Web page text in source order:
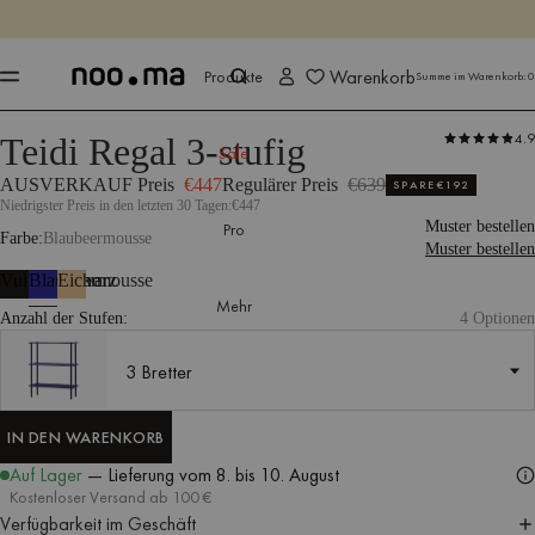
Jetzt shoppen
Produkte
Sale
Pro
Mehr
WarenkorbSumme im Warenkorb:0
Produkte Lagerung Regaleinheiten
Teidi Regal 3-stufig 4.9
AUSVERKAUF Preis €447Regulärer Preis €639 SPARE€192
Niedrigster Preis in den letzten 30 Tagen:€447
Farbe Blaubeermousse
Muster bestellen
Muster bestellen
Vulkanschwarz
Blaubeermousse
Eiche
Anzahl der Stufen: 4 Optionen
3 Bretter
IN DEN WARENKORB
Auf Lager — Lieferung vom 8. bis 10. August
Kostenloser Versand ab 100 €
Verfügbarkeit im Geschäft